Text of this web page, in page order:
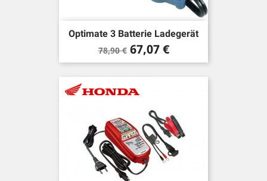
Optimate 3 Batterie Ladegerät
Verkaufspreis
78,90 € Preis
67,07 €